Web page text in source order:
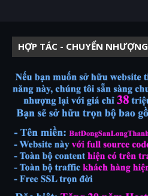
HỢP TÁC - CHUYỂN NHƯỢNG